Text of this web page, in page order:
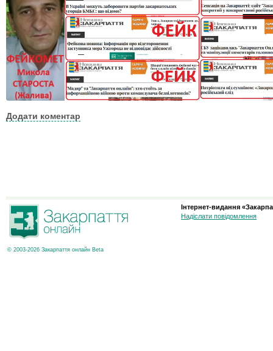
Додати коментар
© 2003-2026 Закарпаття онлайн Beta
Інтернет-видання
Надіслати повідомлення